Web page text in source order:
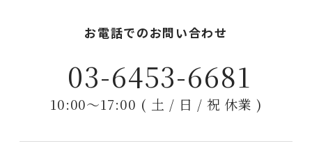
お電話でのお問い合わせ
03-6453-6681
10:00〜17:00 ( 土 / 日 / 祝 休業 )